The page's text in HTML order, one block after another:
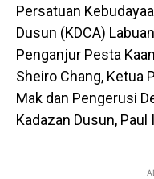
Persatuan
Dusun (KDCA)
Penganjur Pesta
Sheiro Chang, Ketua
Mak dan Pengerusi
Kadazan Dusun, Paul